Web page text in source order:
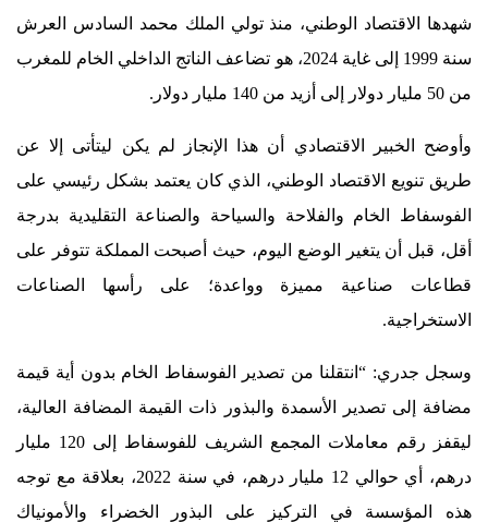
شهدها الاقتصاد الوطني، منذ تولي الملك محمد السادس العرش
سنة 1999 إلى غاية 2024، هو تضاعف الناتج الداخلي الخام للمغرب
من 50 مليار دولار إلى أزيد من 140 مليار دولار.
وأوضح الخبير الاقتصادي أن هذا الإنجاز لم يكن ليتأتى إلا عن
طريق تنويع الاقتصاد الوطني، الذي كان يعتمد بشكل رئيسي على
الفوسفاط الخام والفلاحة والسياحة والصناعة التقليدية بدرجة
أقل، قبل أن يتغير الوضع اليوم، حيث أصبحت المملكة تتوفر على
قطاعات صناعية مميزة وواعدة؛ على رأسها الصناعات
الاستخراجية.
وسجل جدري: “انتقلنا من تصدير الفوسفاط الخام بدون أية قيمة
مضافة إلى تصدير الأسمدة والبذور ذات القيمة المضافة العالية،
ليقفز رقم معاملات المجمع الشريف للفوسفاط إلى 120 مليار
درهم، أي حوالي 12 مليار درهم، في سنة 2022، بعلاقة مع توجه
هذه المؤسسة في التركيز على البذور الخضراء والأمونياك